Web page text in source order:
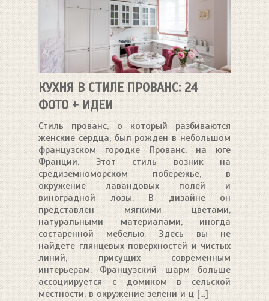
КУХНЯ В СТИЛЕ ПРОВАНС: 24
ФОТО + ИДЕИ
Стиль прованс, о который разбиваются
женские сердца, был рожден в небольшом
французском городке Прованс, на юге
Франции. Этот стиль возник на
средиземноморском побережье, в
окружение лавандовых полей и
виноградной лозы. В дизайне он
представлен мягкими цветами,
натуральными материалами, иногда
состаренной мебелью. Здесь вы не
найдете глянцевых поверхностей и чистых
линий, присущих современным
интерьерам. Французский шарм больше
ассоциируется с домиком в сельской
местности, в окружение зелени и ц [...]